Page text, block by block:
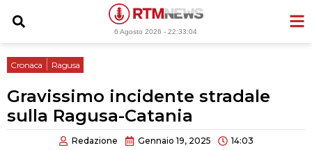
6 Agosto 2026 -22:33:05
Cronaca Ragusa
Gravissimo incidente stradale
sulla Ragusa-Catania
Redazione Gennaio 19, 2025 14:03